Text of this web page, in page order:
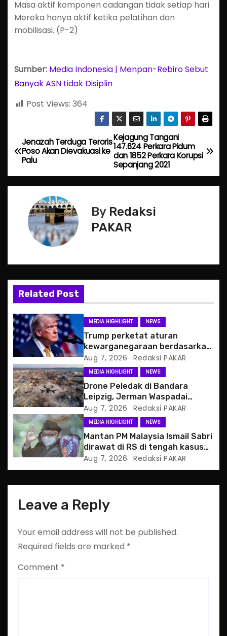
Masa aktif komponen cadangan tidak setiap hari.
Mereka hanya aktif ketika pelatihan dan
mobilisasi. (P-2)
Sumber: Media Indonesia | Menpan-Rebiro Sebut
Banyak ASN tidak Disiplin
Post Views: 364
P
o
s
v
g
a
t
i
o
n
Kejagung Tangani
147.624 Perkara Pidum
dan 1852 Perkara Korupsi
Sepanjang 2021
Jenazah Terduga Teroris
Poso Akan Dievakuasi ke
Palu
By Redaksi
PAKAR
Related Post
MEDIA HIGHLIGHT NEWS
Trump perketat aturan
kewarganegaraan berdasarkan
tempat kelahiran
Aug 7, 2026 Redaksi PAKAR
MEDIA HIGHLIGHT NEWS
Drone Peledak di Bandara
Leipzig, Jerman Waspadai
Serangan Hibrida Rusia
Aug 7, 2026 Redaksi PAKAR
MEDIA HIGHLIGHT NEWS
Mantan PM Malaysia Ismail Sabri
dirawat di RS di tengah kasus
hukum
Aug 7, 2026 Redaksi PAKAR
Leave a Reply
Your email address will not be published.
Required fields are marked *
Comment *